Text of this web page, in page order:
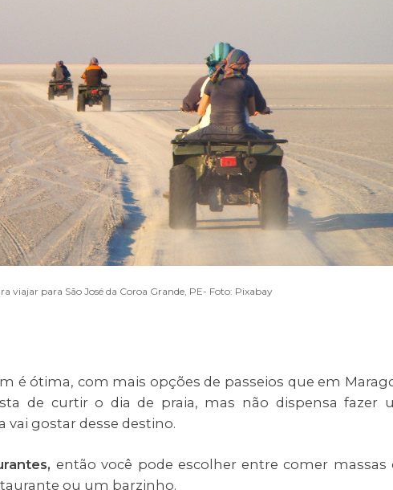
viajar para São José da Coroa Grande, PE- Foto: Pixabay
é ótima, com mais opções de passeios que em
de curtir o dia de praia, mas não dispensa fazer
vai gostar desse destino.
então você pode escolher entre comer massas
ou um barzinho.